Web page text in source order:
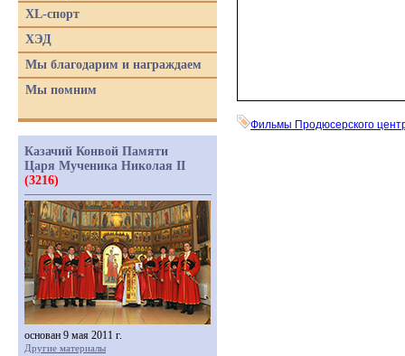
Фильмы Продюсерского
XL-спорт
ХЭД
Мы благодарим и награждаем
Мы помним
Казачий Конвой Памяти
Царя Мученика Николая II
(3216)
основан 9 мая 2011 г.
Другие материалы